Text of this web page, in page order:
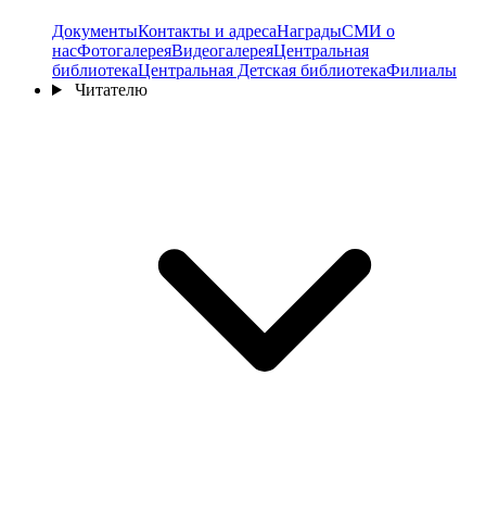
ДокументыКонтакты и адресаНаградыСМИ о
насФотогалереяВидеогалереяЦентральная
библиотекаЦентральная Детская библиотекаФилиалы
Читателю